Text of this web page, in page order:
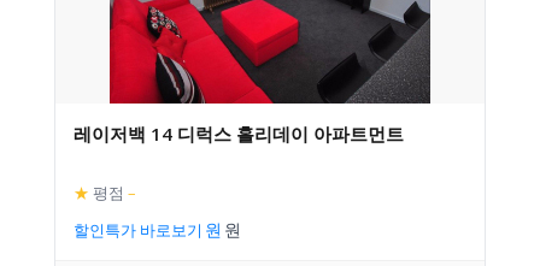
레이저백 14 디럭스 홀리데이 아파트먼트
★ 평점 –
할인특가 바로보기